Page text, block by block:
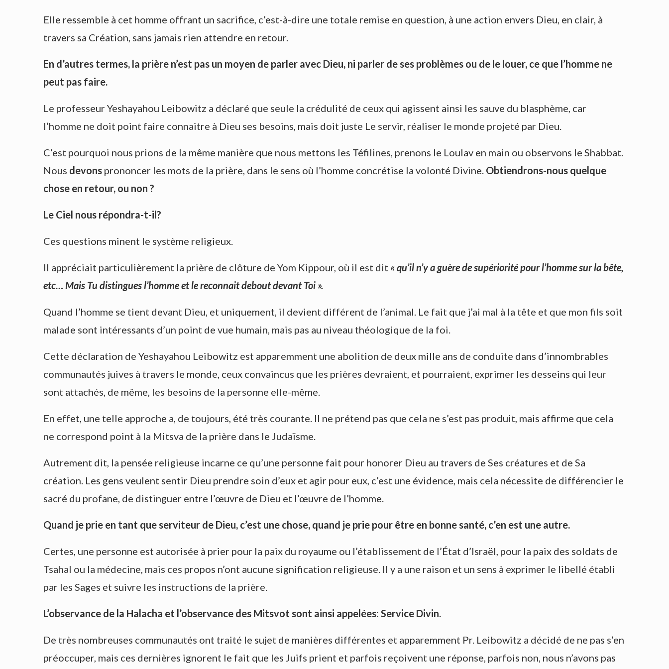
Elle ressemble à cet homme offrant un sacrifice, c’est-à-dire une totale remise en question, à une action envers Dieu, en clair, à
travers sa Création, sans jamais rien attendre en retour.
En d’autres termes, la prière n’est pas un moyen de parler avec Dieu, ni parler de ses problèmes ou de le louer, ce que l’homme ne
peut pas faire.
Le professeur Yeshayahou Leibowitz a déclaré que seule la crédulité de ceux qui agissent ainsi les sauve du blasphème, car
l’homme ne doit point faire connaitre à Dieu ses besoins, mais doit juste Le servir, réaliser le monde projeté par Dieu.
C’est pourquoi nous prions de la même manière que nous mettons les Téfilines, prenons le Loulav en main ou observons le Shabbat.
Nous devons prononcer les mots de la prière, dans le sens où l’homme concrétise la volonté Divine. Obtiendrons-nous quelque
chose en retour, ou non ?
Le Ciel nous répondra-t-il?
Ces questions minent le système religieux.
Il appréciait particulièrement la prière de clôture de Yom Kippour, où il est dit « qu’il n’y a guère de supériorité pour l’homme sur la bête,
etc… Mais Tu distingues l’homme et le reconnait debout devant Toi ».
Quand l’homme se tient devant Dieu, et uniquement, il devient différent de l’animal. Le fait que j’ai mal à la tête et que mon fils soit
malade sont intéressants d’un point de vue humain, mais pas au niveau théologique de la foi.
Cette déclaration de Yeshayahou Leibowitz est apparemment une abolition de deux mille ans de conduite dans d’innombrables
communautés juives à travers le monde, ceux convaincus que les prières devraient, et pourraient, exprimer les desseins qui leur
sont attachés, de même, les besoins de la personne elle-même.
En effet, une telle approche a, de toujours, été très courante. Il ne prétend pas que cela ne s’est pas produit, mais affirme que cela
ne correspond point à la Mitsva de la prière dans le Judaïsme.
Autrement dit, la pensée religieuse incarne ce qu’une personne fait pour honorer Dieu au travers de Ses créatures et de Sa
création. Les gens veulent sentir Dieu prendre soin d’eux et agir pour eux, c’est une évidence, mais cela nécessite de différencier le
sacré du profane, de distinguer entre l’œuvre de Dieu et l’œuvre de l’homme.
Quand je prie en tant que serviteur de Dieu, c’est une chose, quand je prie pour être en bonne santé, c’en est une autre.
Certes, une personne est autorisée à prier pour la paix du royaume ou l’établissement de l’État d’Israël, pour la paix des soldats de
Tsahal ou la médecine, mais ces propos n’ont aucune signification religieuse. Il y a une raison et un sens à exprimer le libellé établi
par les Sages et suivre les instructions de la prière.
L’observance de la Halacha et l’observance des Mitsvot sont ainsi appelées: Service Divin.
De très nombreuses communautés ont traité le sujet de manières différentes et apparemment Pr. Leibowitz a décidé de ne pas s’en
préoccuper, mais ces dernières ignorent le fait que les Juifs prient et parfois reçoivent une réponse, parfois non, nous n’avons pas